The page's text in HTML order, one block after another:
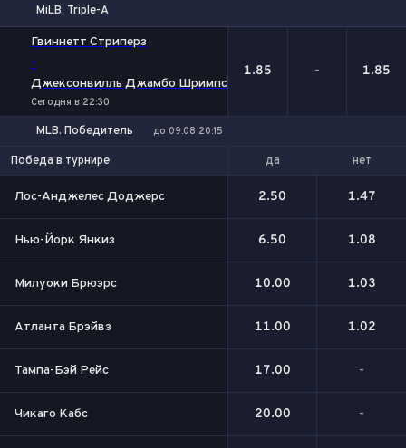
MiLB. Triple-A
Гвиннетт Стриперз
-
Джексонвилль Джамбо Шримпс
Сегодня в 22:30
1.85 - 1.85
MLB. Победитель до 09.08 20:15
Победа в турнире да нет
Лос-Анджелес Доджерс 2.50 1.47
Нью-Йорк Янкиз 6.50 1.08
Милуоки Брюэрс 10.00 1.03
Атланта Брэйвз 11.00 1.02
Тампа-Бэй Рейс 17.00 -
Чикаго Кабс 20.00 -